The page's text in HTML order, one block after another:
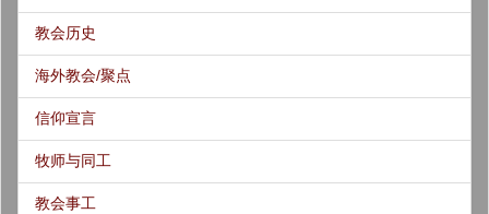
教会历史
海外教会/聚点
信仰宣言
牧师与同工
教会事工